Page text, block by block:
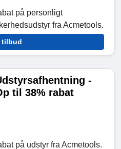
på personligt
fra Acmetools.
tilbud
-
til 38% rabat
på udstyr fra Acmetools.